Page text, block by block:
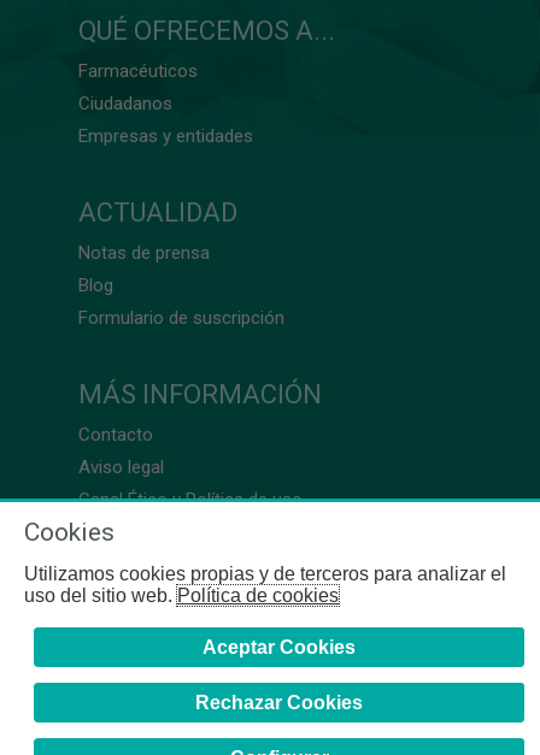
QUÉ OFRECEMOS A...
Farmacéuticos
Ciudadanos
Empresas y entidades
ACTUALIDAD
Notas de prensa
Blog
Formulario de suscripción
MÁS INFORMACIÓN
Contacto
Aviso legal
Canal Ético y Política de uso
Cookies
Utilizamos cookies propias y de terceros para analizar el
uso del sitio web.Política de cookies
Aceptar Cookies
Rechazar Cookies